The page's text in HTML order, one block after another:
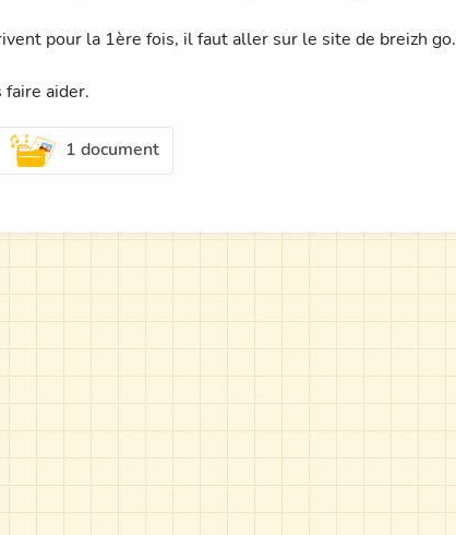
pour la 1ère fois, il faut aller sur le site de breizh go.
faire aider.
1 document